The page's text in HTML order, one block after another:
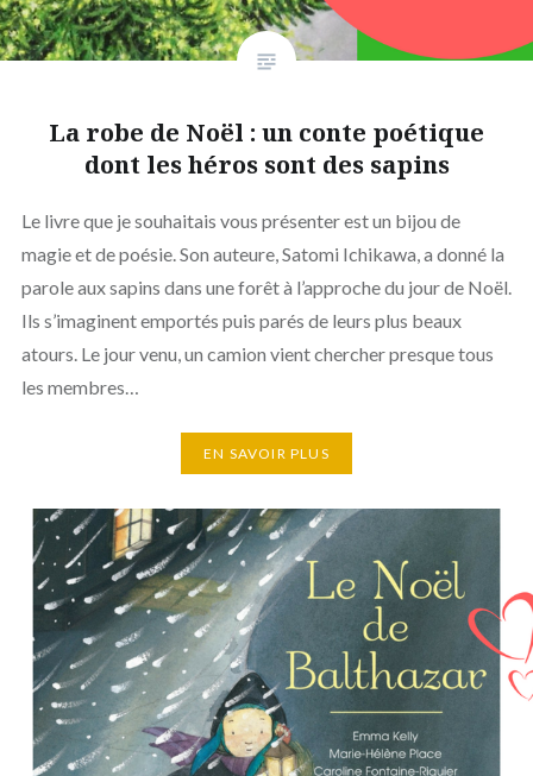
La robe de Noël : un conte poétique
dont les héros sont des sapins
Le livre que je souhaitais vous présenter est un bijou de
magie et de poésie. Son auteure, Satomi Ichikawa, a donné la
parole aux sapins dans une forêt à l’approche du jour de Noël.
Ils s’imaginent emportés puis parés de leurs plus beaux
atours. Le jour venu, un camion vient chercher presque tous
les membres…
EN SAVOIR PLUS